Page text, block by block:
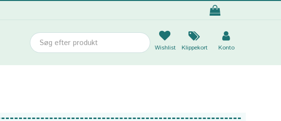
Wishlist Klippekort Konto